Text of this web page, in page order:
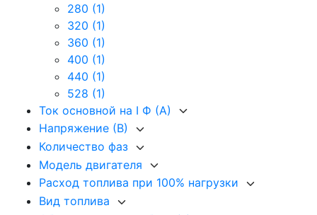
280 (1)
320 (1)
360 (1)
400 (1)
440 (1)
528 (1)
Ток основной на I Ф (А)
Напряжение (В)
Количество фаз
Модель двигателя
Расход топлива при 100% нагрузки
Вид топлива